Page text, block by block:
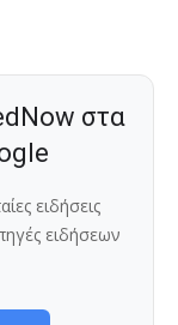
στα
ειδήσεις
ειδήσεων